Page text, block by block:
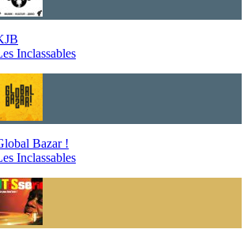
Inclassables
Bazar !
Inclassables